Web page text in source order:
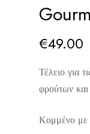
€49.00
Τέλειο για
φρούτων
Κομμένο με